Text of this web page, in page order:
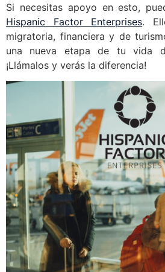
Si necesitas apoyo en esto,
Hispanic Factor Enterprises.
migratoria, financiera y de
una nueva etapa de tu vida
¡Llámalos y verás la diferencia!